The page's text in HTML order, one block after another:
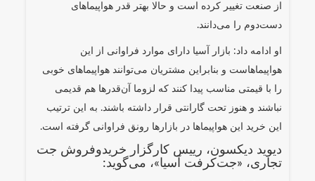
از صنعت تغییر کرده است و حالا بهتر قدر هواپیماهای
دست‌دوم را می‌دانند.
او ادامه داد: بازار آسیا دارای موارد فراوانی از این
هواپیماهاست و بنابراین مشتریان می‌توانند هواپیماهای خوبی
را با قیمتی مناسب پیدا کنند که لزوما آن‌قدرها هم قدیمی
نباشند و هنوز تحت گارانتی قرار داشته باشند. به این ترتیب
این خرید این هواپیماها در بازارها رونق فراوانی گرفته است.
دیوید دیکسون، رییس کارگزار خریدوفروش جت
تجاری، «جت‌کرفت آسیا»، می‌گوید: